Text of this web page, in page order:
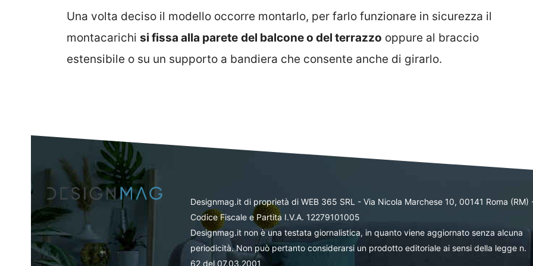
Una volta deciso il modello occorre montarlo, per farlo funzionare in sicurezza il
montacarichi si fissa alla parete del balcone o del terrazzo oppure al braccio
estensibile o su un supporto a bandiera che consente anche di girarlo.
Designmag.it di proprietà di WEB 365 SRL - Via Nicola Marchese 10, 00141 Roma (RM)
Codice Fiscale e Partita I.V.A. 12279101005
Designmag.it non è una testata giornalistica, in quanto viene aggiornato senza alcuna
periodicità. Non può pertanto considerarsi un prodotto editoriale ai sensi della legge n.
62 del 07.03.2001